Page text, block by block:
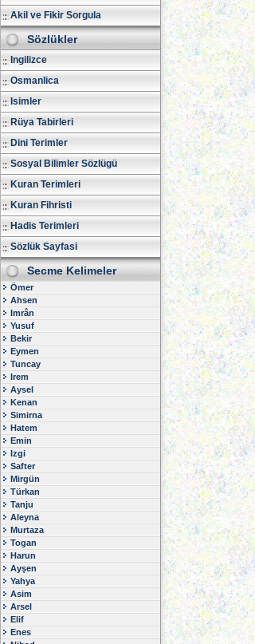
Akil ve Fikir Sorgula
Sözlükler
Ingilizce
Osmanlica
Isimler
Rüya Tabirleri
Dini Terimler
Sosyal Bilimler Sözlügü
Kuran Terimleri
Kuran Fihristi
Hadis Terimleri
Sözlük Sayfasi
Secme Kelimeler
Ömer
Ahsen
Imrân
Yusuf
Bekir
Eymen
Tuncay
Irem
Aysel
Kenan
Simirna
Hatem
Emin
Izgi
Safter
Mirgün
Türkan
Tanju
Aleyna
Murtaza
Togan
Harun
Ayşen
Yahya
Asim
Arsel
Elif
Enes